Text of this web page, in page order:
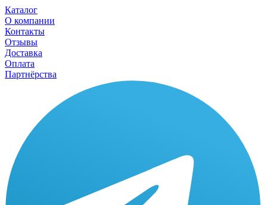
Каталог
О компании
Контакты
Отзывы
Доставка
Оплата
Партнёрства